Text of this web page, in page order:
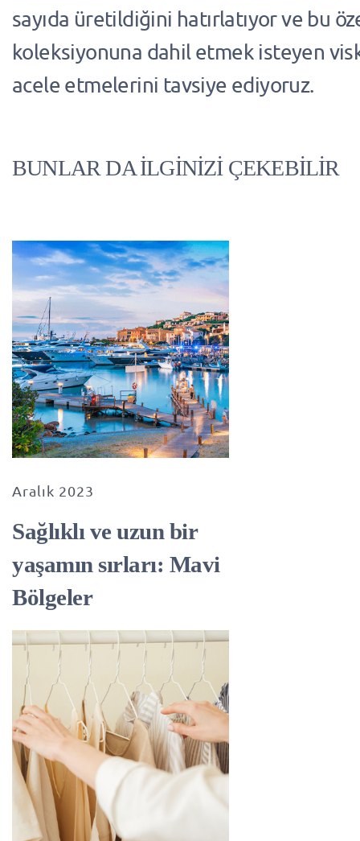
sayıda üretildiğini hatırlatıyor ve bu
koleksiyonuna dahil etmek isteyen
acele etmelerini tavsiye ediyoruz.
BUNLAR DA İLGİNİZİ ÇEKEBİLİR
Aralık 2023
Sağlıklı ve uzun bir
yaşamın sırları: Mavi
Bölgeler